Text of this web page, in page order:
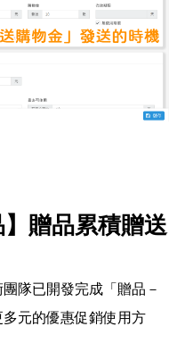
】贈品累積贈送
隊已開發完成「贈品－
元的優惠促銷使用方